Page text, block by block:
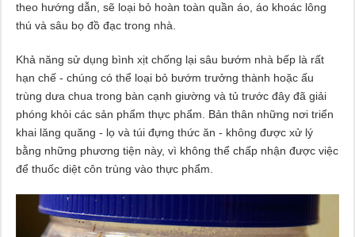
theo hướng dẫn, sẽ loại bỏ hoàn toàn quần áo, áo khoác lông
thú và sâu bọ đồ đạc trong nhà.
Khả năng sử dụng bình xịt chống lại sâu bướm nhà bếp là rất
hạn chế - chúng có thể loại bỏ bướm trưởng thành hoặc ấu
trùng dưa chua trong bàn cạnh giường và tủ trước đây đã giải
phóng khỏi các sản phẩm thực phẩm. Bản thân những nơi triển
khai lăng quăng - lọ và túi đựng thức ăn - không được xử lý
bằng những phương tiện này, vì không thể chấp nhận được việc
để thuốc diệt côn trùng vào thực phẩm.